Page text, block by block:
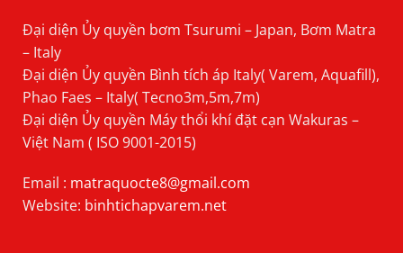
Đại diện Ủy quyền bơm Tsurumi – Japan, Bơm Matra
– Italy
Đại diện Ủy quyền Bình tích áp Italy( Varem, Aquafill),
Phao Faes – Italy( Tecno3m,5m,7m)
Đại diện Ủy quyền Máy thổi khí đặt cạn Wakuras –
Việt Nam ( ISO 9001-2015)
Email : matraquocte8@gmail.com
Website: binhtichapvarem.net